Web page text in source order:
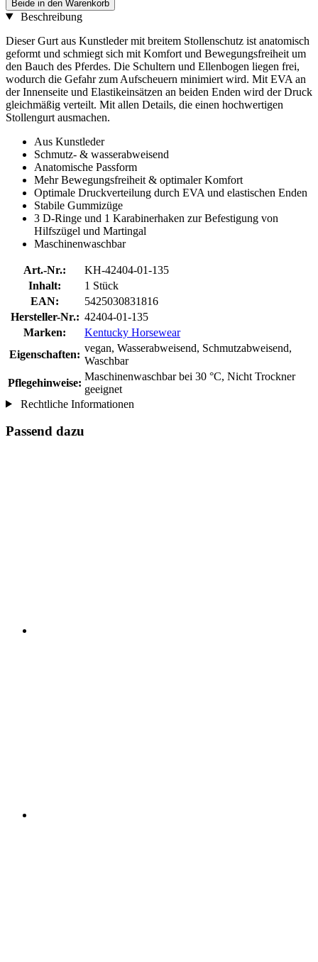
Beide in den Warenkorb
Beschreibung
Dieser Gurt aus Kunstleder mit breitem Stollenschutz ist anatomisch
geformt und schmiegt sich mit Komfort und Bewegungsfreiheit um
den Bauch des Pferdes. Die Schultern und Ellenbogen liegen frei,
wodurch die Gefahr zum Aufscheuern minimiert wird. Mit EVA an
der Innenseite und Elastikeinsätzen an beiden Enden wird der Druck
gleichmäßig verteilt. Mit allen Details, die einen hochwertigen
Stollengurt ausmachen.
Aus Kunstleder
Schmutz- & wasserabweisend
Anatomische Passform
Mehr Bewegungsfreiheit & optimaler Komfort
Optimale Druckverteilung durch EVA und elastischen Enden
Stabile Gummizüge
3 D-Ringe und 1 Karabinerhaken zur Befestigung von
Hilfszügel und Martingal
Maschinenwaschbar
Art.-Nr.:
KH-42404-01-135
Inhalt:
1 Stück
EAN:
5425030831816
Hersteller-Nr.: 42404-01-135
Marken:
Kentucky Horsewear
Eigenschaften:
vegan, Wasserabweisend, Schmutzabweisend,
Waschbar
Pflegehinweise:
Maschinenwaschbar bei 30 °C, Nicht Trockner
geeignet
Rechtliche Informationen
Passend dazu